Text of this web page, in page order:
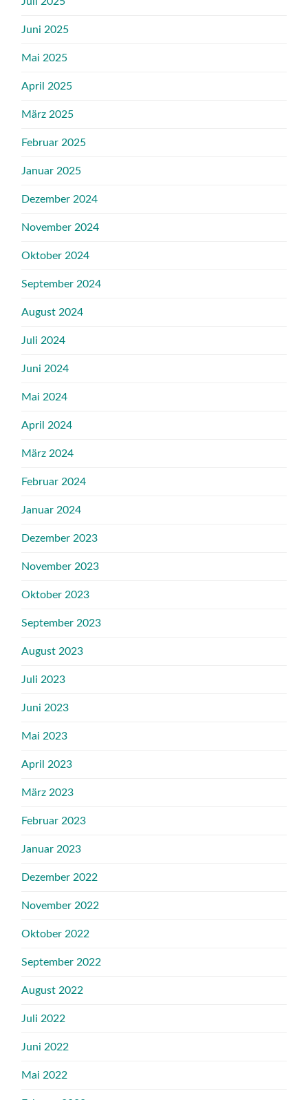
Juni 2025
Mai 2025
April 2025
März 2025
Februar 2025
Januar 2025
Dezember 2024
November 2024
Oktober 2024
September 2024
August 2024
Juli 2024
Juni 2024
Mai 2024
April 2024
März 2024
Februar 2024
Januar 2024
Dezember 2023
November 2023
Oktober 2023
September 2023
August 2023
Juli 2023
Juni 2023
Mai 2023
April 2023
März 2023
Februar 2023
Januar 2023
Dezember 2022
November 2022
Oktober 2022
September 2022
August 2022
Juli 2022
Juni 2022
Mai 2022